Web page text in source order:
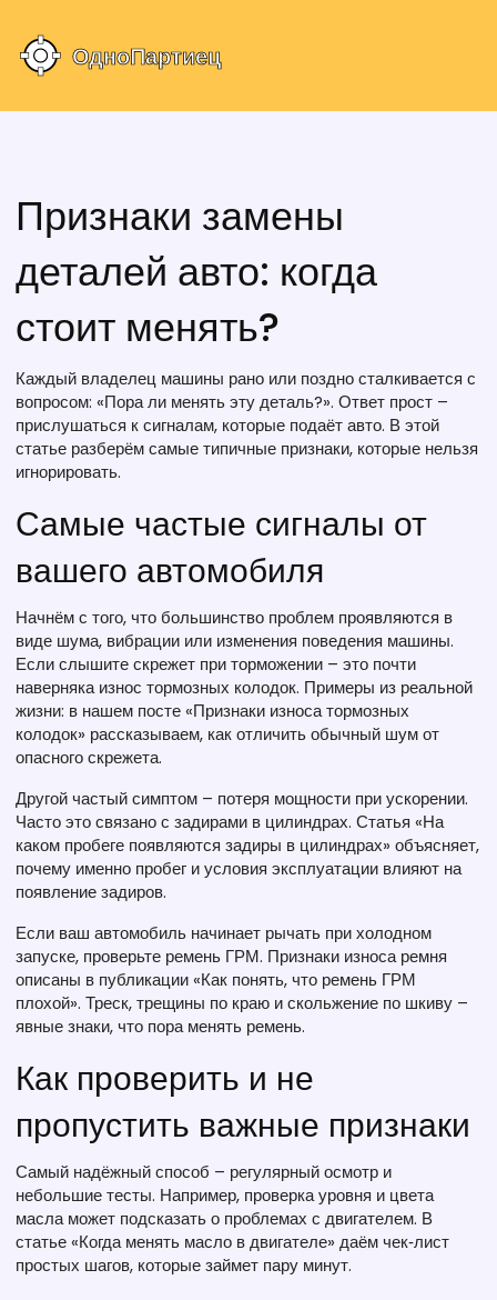
Признаки замены
деталей авто: когда
стоит менять?
Каждый владелец машины рано или поздно сталкивается с
вопросом: «Пора ли менять эту деталь?». Ответ прост –
прислушаться к сигналам, которые подаёт авто. В этой
статье разберём самые типичные признаки, которые нельзя
игнорировать.
Самые частые сигналы от
вашего автомобиля
Начнём с того, что большинство проблем проявляются в
виде шума, вибрации или изменения поведения машины.
Если слышите скрежет при торможении – это почти
наверняка износ тормозных колодок. Примеры из реальной
жизни: в нашем посте «Признаки износа тормозных
колодок» рассказываем, как отличить обычный шум от
опасного скрежета.
Другой частый симптом – потеря мощности при ускорении.
Часто это связано с задирами в цилиндрах. Статья «На
каком пробеге появляются задиры в цилиндрах» объясняет,
почему именно пробег и условия эксплуатации влияют на
появление задиров.
Если ваш автомобиль начинает рычать при холодном
запуске, проверьте ремень ГРМ. Признаки износа ремня
описаны в публикации «Как понять, что ремень ГРМ
плохой». Треск, трещины по краю и скольжение по шкиву –
явные знаки, что пора менять ремень.
Как проверить и не
пропустить важные признаки
Самый надёжный способ – регулярный осмотр и
небольшие тесты. Например, проверка уровня и цвета
масла может подсказать о проблемах с двигателем. В
статье «Когда менять масло в двигателе» даём чек‑лист
простых шагов, которые займет пару минут.